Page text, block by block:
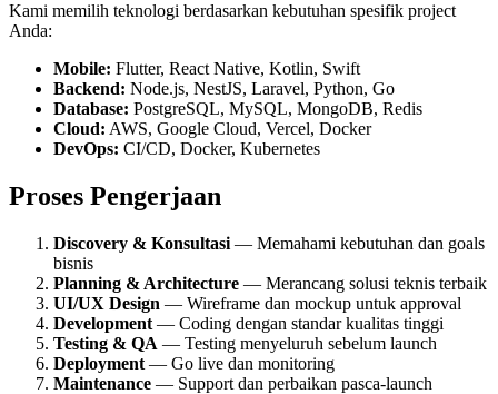
Kami memilih teknologi berdasarkan kebutuhan spesifik project
Anda:
Mobile: Flutter, React Native, Kotlin, Swift
Backend: Node.js, NestJS, Laravel, Python, Go
Database: PostgreSQL, MySQL, MongoDB, Redis
Cloud: AWS, Google Cloud, Vercel, Docker
DevOps: CI/CD, Docker, Kubernetes
Proses Pengerjaan
Discovery & Konsultasi — Memahami kebutuhan dan goals
bisnis
Planning & Architecture — Merancang solusi teknis terbaik
UI/UX Design — Wireframe dan mockup untuk approval
Development — Coding dengan standar kualitas tinggi
Testing & QA — Testing menyeluruh sebelum launch
Deployment — Go live dan monitoring
Maintenance — Support dan perbaikan pasca-launch